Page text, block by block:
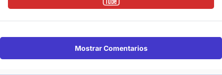
Mostrar Comentarios